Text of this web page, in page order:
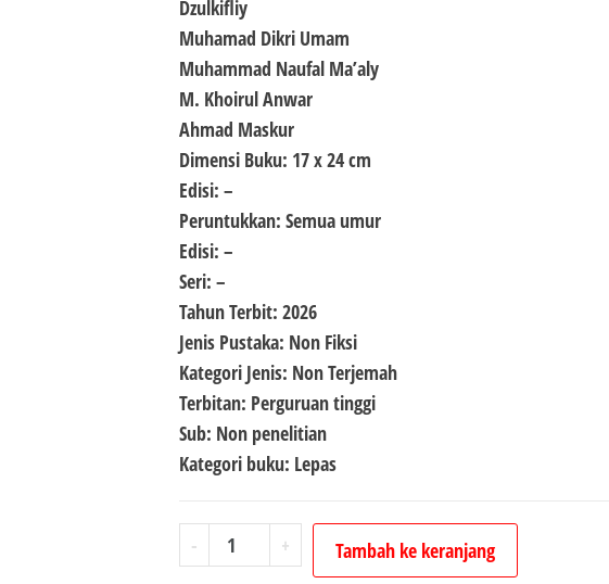
Dzulkifliy
Muhamad Dikri Umam
Muhammad Naufal Ma’aly
M. Khoirul Anwar
Ahmad Maskur
Dimensi Buku: 17 x 24 cm
Edisi: –
Peruntukkan: Semua umur
Edisi: –
Seri: –
Tahun Terbit: 2026
Jenis Pustaka: Non Fiksi
Kategori Jenis: Non Terjemah
Terbitan: Perguruan tinggi
Sub: Non penelitian
Kategori buku: Lepas
-
Kuantitas
Al-
+ Tambah ke keranjang